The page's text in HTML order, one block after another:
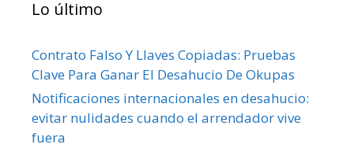
Lo último
Contrato Falso Y Llaves Copiadas: Pruebas
Clave Para Ganar El Desahucio De Okupas
Notificaciones internacionales en desahucio:
evitar nulidades cuando el arrendador vive
fuera